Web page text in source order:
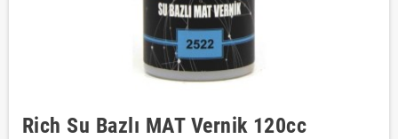
Rich Su Bazlı MAT Vernik 120cc